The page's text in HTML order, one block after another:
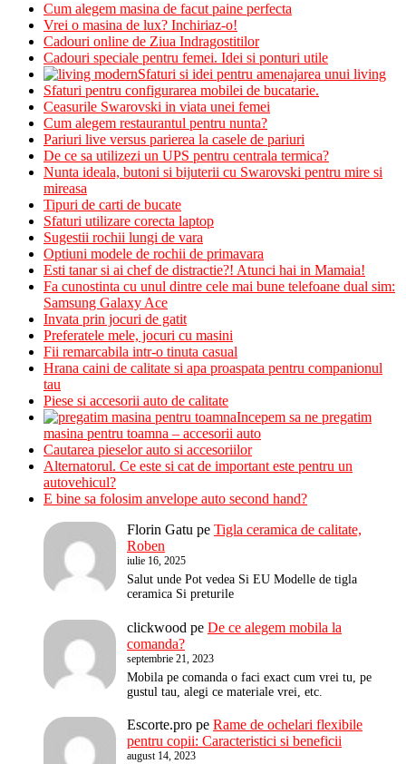
Cum alegem masina de facut paine perfecta
Vrei o masina de lux? Inchiriaz-o!
Cadouri online de Ziua Indragostitilor
Cadouri speciale pentru femei. Idei si ponturi utile
Sfaturi si idei pentru amenajarea unui living
Sfaturi pentru configurarea mobilei de bucatarie.
Ceasurile Swarovski in viata unei femei
Cum alegem restaurantul pentru nunta?
Pariuri live versus parierea la casele de pariuri
De ce sa utilizezi un UPS pentru centrala termica?
Nunta ideala, butoni si bijuterii cu Swarovski pentru mire si
mireasa
Tipuri de carti de bucate
Sfaturi utilizare corecta laptop
Sugestii rochii lungi de vara
Optiuni modele de rochii de primavara
Esti tanar si ai chef de distractie?! Atunci hai in Mamaia!
Fa cunostinta cu unul dintre cele mai bune telefoane dual sim:
Samsung Galaxy Ace
Invata prin jocuri de gatit
Preferatele mele, jocuri cu masini
Fii remarcabila intr-o tinuta casual
Hrana caini de calitate si apa proaspata pentru companionul
tau
Piese si accesorii auto de calitate
Incepem sa ne pregatim
masina pentru toamna – accesorii auto
Cautarea pieselor auto si accesoriilor
Alternatorul. Ce este si cat de important este pentru un
autovehicul?
E bine sa folosim anvelope auto second hand?
Florin Gatu pe Tigla ceramica de calitate,
Roben
iulie 16, 2025
Salut unde Pot vedea Si EU Modelle de tigla
ceramica Si preturile
clickwood pe De ce alegem mobila la
comanda?
septembrie 21, 2023
Mobila pe comanda o faci exact cum vrei tu, pe
gustul tau, alegi ce materiale vrei, etc.
Escorte.pro pe Rame de ochelari flexibile
pentru copii: Caracteristici si beneficii
august 14, 2023